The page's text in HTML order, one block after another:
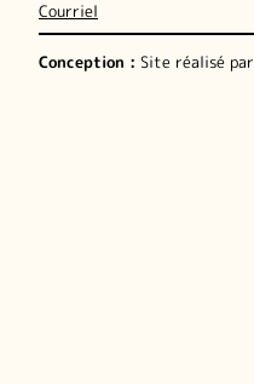
Courriel
Conception : Site réalisé par